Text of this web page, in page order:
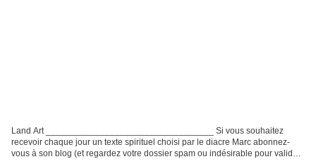
Land Art __________________________________ Si vous souhaitez
recevoir chaque jour un texte spirituel choisi par le diacre Marc abonnez-
vous à son blog (et regardez votre dossier spam ou indésirable pour valider